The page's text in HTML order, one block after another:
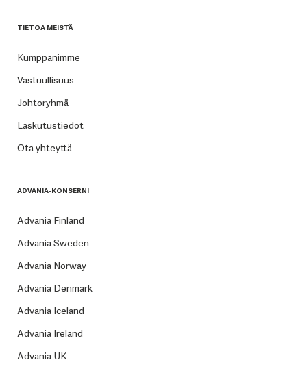
TIETOA MEISTÄ
Kumppanimme
Vastuullisuus
Johtoryhmä
Laskutustiedot
Ota yhteyttä
ADVANIA-KONSERNI
Advania Finland
Advania Sweden
Advania Norway
Advania Denmark
Advania Iceland
Advania Ireland
Advania UK